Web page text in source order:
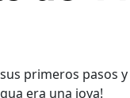
primeros pasos
era una joya!